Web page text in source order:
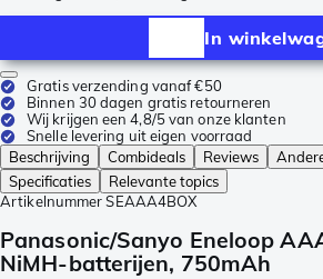
In
Gratis verzending vanaf €50
Binnen 30 dagen gratis retourneren
Wij krijgen een 4,8/5 van onze klanten
Snelle levering uit eigen voorraad
Beschrijving
Combideals Reviews
Specificaties
Relevante topics
Artikelnummer SEAAA4BOX
Panasonic/Sanyo Eneloop
NiMH-batterijen, 750mAh